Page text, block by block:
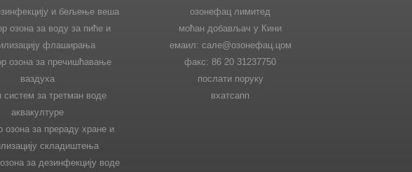
и бељење веша
озона за воду за пиће и
флаширања
озона за пречишћавање
ваздуха
систем за третман воде
аквакултуре
озона за прераду хране и
складиштења
за дезинфекцију воде
озонефац лимитед
моћан добављач у Кини
емаил: сале@озонефац.цом
факс: 86 20 31237750
послати поруку
вхатсапп